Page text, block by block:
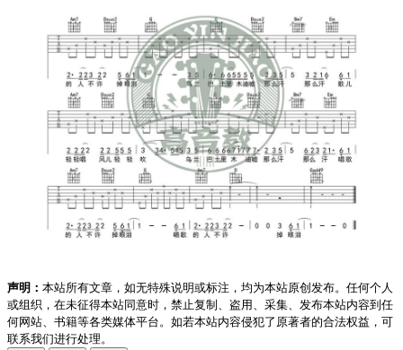
声明： 本站所有文章，如无特殊说明或标注，均为本站原创发布。任何个人
或组织，在未征得本站同意时，禁止复制、盗用、采集、发布本站内容到任
何网站、书籍等各类媒体平台。如若本站内容侵犯了原著者的合法权益，可
联系我们进行处理。